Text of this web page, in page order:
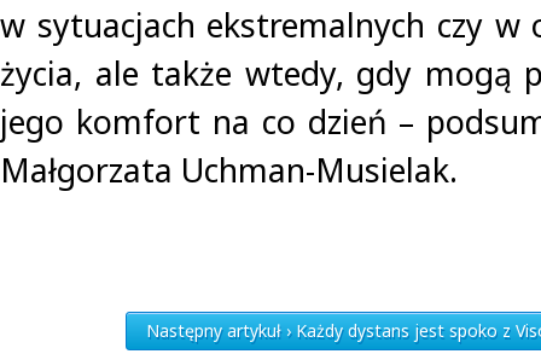
w sytuacjach ekstremalnych czy w
życia, ale także wtedy, gdy mogą
jego komfort na co dzień –
Małgorzata Uchman-Musielak.
Następny artykuł › Każdy dystans jest spoko z